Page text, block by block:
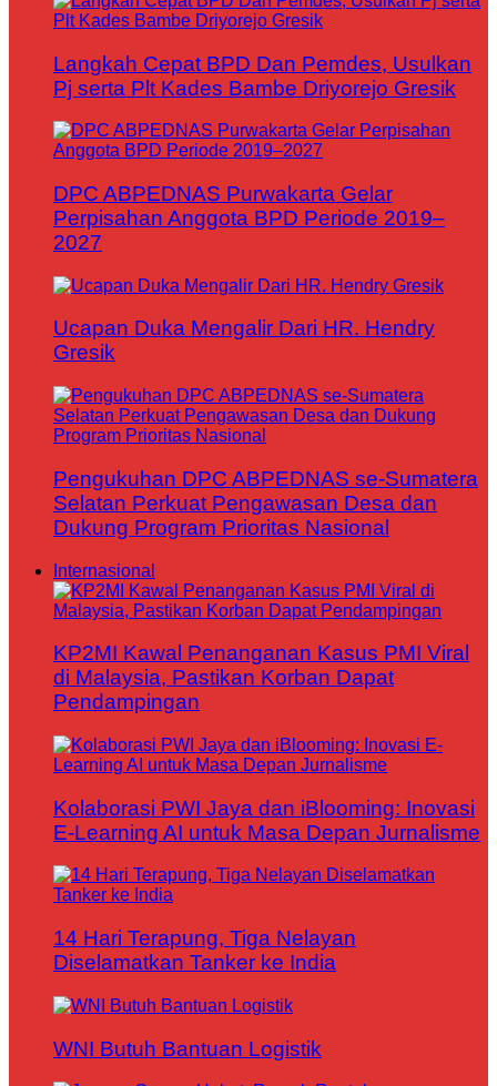
Langkah Cepat BPD Dan Pemdes, Usulkan
Pj serta Plt Kades Bambe Driyorejo Gresik
DPC ABPEDNAS Purwakarta Gelar
Perpisahan Anggota BPD Periode 2019–
2027
Ucapan Duka Mengalir Dari HR. Hendry
Gresik
Pengukuhan DPC ABPEDNAS se-Sumatera
Selatan Perkuat Pengawasan Desa dan
Dukung Program Prioritas Nasional
Internasional
KP2MI Kawal Penanganan Kasus PMI Viral
di Malaysia, Pastikan Korban Dapat
Pendampingan
Kolaborasi PWI Jaya dan iBlooming: Inovasi
E-Learning AI untuk Masa Depan Jurnalisme
14 Hari Terapung, Tiga Nelayan
Diselamatkan Tanker ke India
WNI Butuh Bantuan Logistik